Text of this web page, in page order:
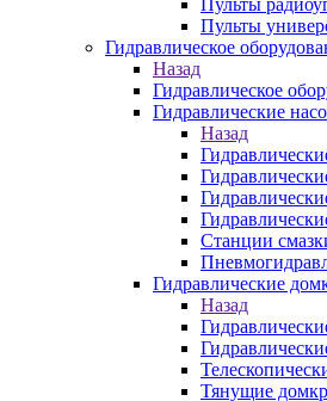
Пульты
Пульты
Гидравлическое
Назад
Гидравлическое
Гидравлические
Назад
Станции
Гидравлические
Назад
Тянущие